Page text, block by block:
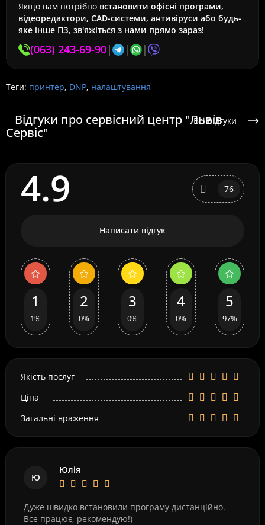
Якщо вам потрібно встановити офісні програми,
відеоредактори, CAD-системи, антивіруси або будь-
яке інше ПЗ, зв'яжіться з нами прямо зараз!
(063) 243-69-90| | |
Теги: принтер, DNP, налаштування
Відгуки про сервісний центр "Львів
Сервіс"
Всі відгуки
4.9 76
Написати відгук
1
1%
2
0%
3
0%
4
0%
5
97%
Якість послуг
Ціна
Загальні враження
Ю
Юлія
Дуже швидко встановили програму дистанційно.
Все працює, рекомендую!)